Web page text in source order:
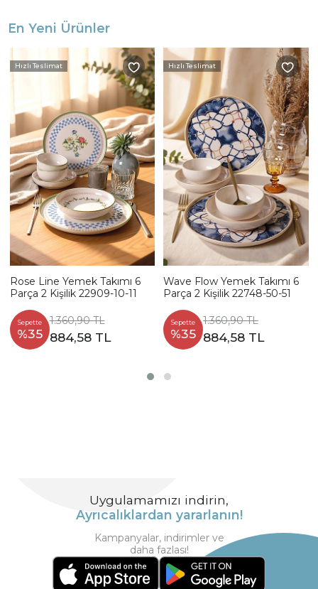
En Yeni Ürünler
Hızlı Teslimat
Rose Line Yemek Takımı 6
Parça 2 Kişilik 22909-10-11
Sepette
%35
1.360,90 TL
884,58 TL
Hızlı Teslimat
Wave Flow Yemek Takımı 6
Parça 2 Kişilik 22748-50-51
Sepette
%35
1.360,90 TL
884,58 TL
Uygulamamızı indirin,
Ayrıcalıklardan yararlanın!
Kampanyalar, indirimler ve
daha fazlası!